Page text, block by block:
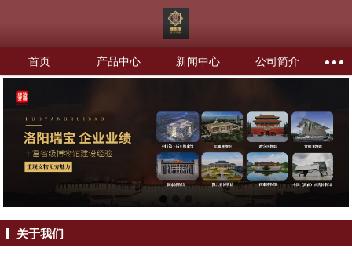
首页 产品中心 新闻中心 公司简介
关于我们